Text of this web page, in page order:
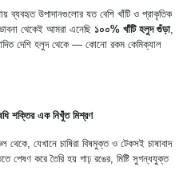
ব্যবহৃত উপাদানগুলোর যত বেশি খাঁটি ও প্রাকৃতিক
থেকেই আমরা এনেছি ১০০% খাঁটি হলুদ গুঁড়া,
দেশি হলুদ থেকে — কোনো রকম কেমিক্যাল
শক্তির এক নিখুঁত মিশ্রণ
যেখানে চাষিরা বিষমুক্ত ও টেকসই চাষাবাদ
পেষণ করে তৈরি হয় গাঢ় রঙের, মিষ্টি সুগন্ধযুক্ত